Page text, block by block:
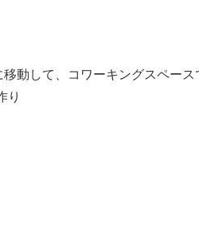
動して、コワーキングスペース
り